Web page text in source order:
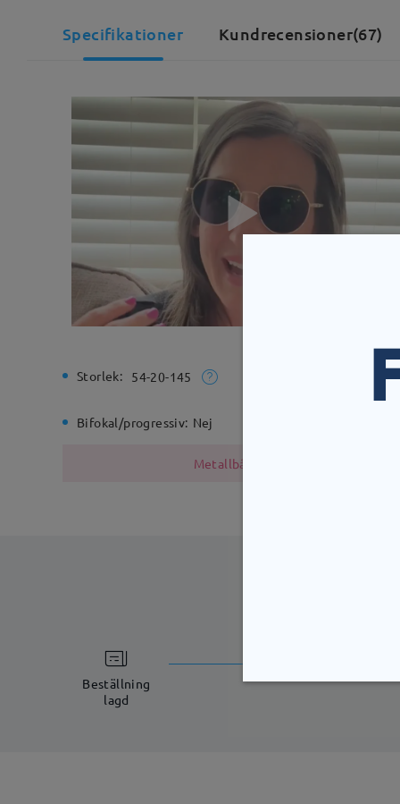
Specifikationer Kundrecensioner(67)
Storlek: 54-20-145 Total
Bifokal/progressiv: Nej
Metallbågen innehåller nickel på
Beställning
lagd